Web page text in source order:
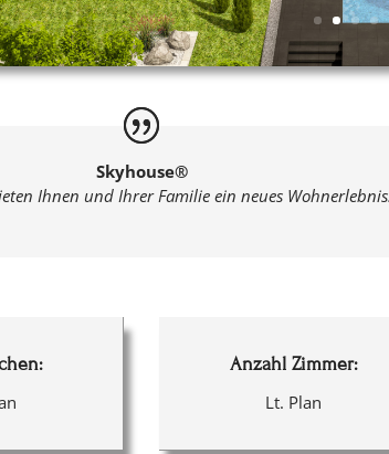
Skyhouse®
Ihnen und Ihrer Familie ein neues
Anzahl Zimmer:
Lt. Plan